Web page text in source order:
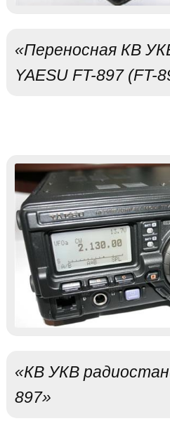
«Переносная КВ
YAESU FT-897 (FT-
«КВ УКВ
897»